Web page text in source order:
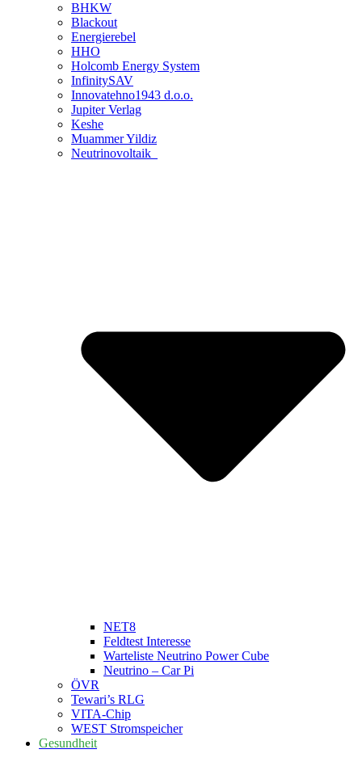
BHKW
Blackout
Energierebel
HHO
Holcomb Energy System
InfinitySAV
Innovatehno1943 d.o.o.
Jupiter Verlag
Keshe
Muammer Yildiz
Neutrinovoltaik
NET8
Feldtest Interesse
Warteliste Neutrino Power Cube
Neutrino – Car Pi
ÖVR
Tewari’s RLG
VITA-Chip
WEST Stromspeicher
Gesundheit